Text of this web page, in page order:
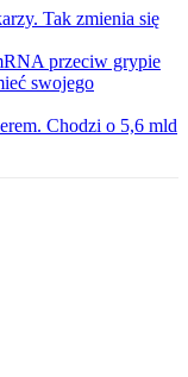
Tak zmienia się
przeciw grypie
swojego
Chodzi o 5,6 mld